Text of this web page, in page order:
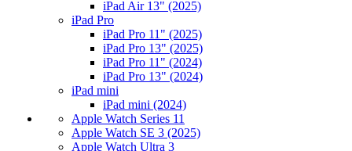
iPad Air 13" (2025)
iPad Pro
iPad Pro 11" (2025)
iPad Pro 13" (2025)
iPad Pro 11" (2024)
iPad Pro 13" (2024)
iPad mini
iPad mini (2024)
Apple Watch Series 11
Apple Watch SE 3 (2025)
Apple Watch Ultra 3